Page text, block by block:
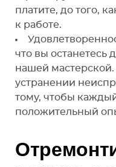
платите, до того,
к работе.
что вы останетесь
нашей
устранении
тому, чтобы
положительный